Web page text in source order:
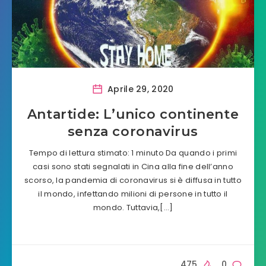
Aprile 29, 2020
Antartide: L’unico continente
senza coronavirus
Tempo di lettura stimato: 1 minuto Da quando i primi
casi sono stati segnalati in Cina alla fine dell’anno
scorso, la pandemia di coronavirus si è diffusa in tutto
il mondo, infettando milioni di persone in tutto il
mondo. Tuttavia,[…]